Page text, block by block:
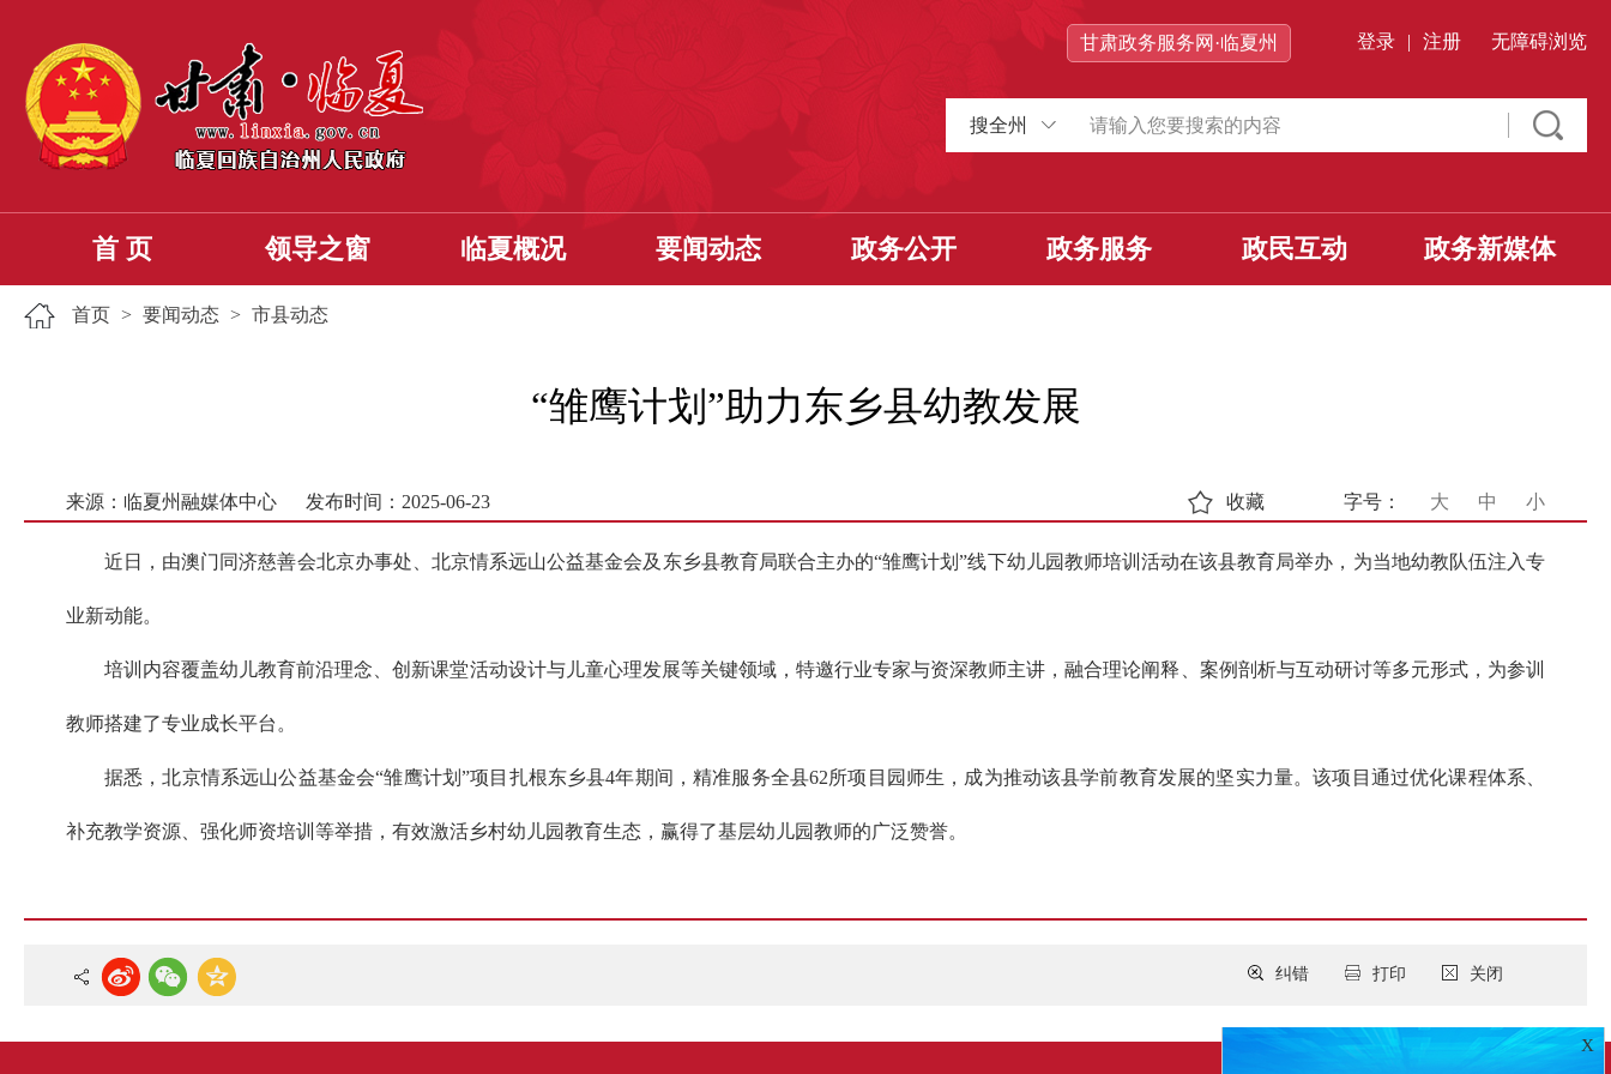
甘肃政务服务网·临夏州 登录 | 注册 无障碍浏览
搜全州
首 页 领导之窗 临夏概况 要闻动态 政务公开 政务服务 政民互动 政务新媒体
首页 > 要闻动态 > 市县动态
“雏鹰计划”助力东乡县幼教发展
来源：临夏州融媒体中心 发布时间：2025-06-23 字号： 大 中 小
收藏
近日，由澳门同济慈善会北京办事处、北京情系远山公益基金会及东乡县教育局联合主办的“雏鹰计划”线下幼儿园教师培训活动在该县教育局举办，为当地幼教队伍注入专
业新动能。
培训内容覆盖幼儿教育前沿理念、创新课堂活动设计与儿童心理发展等关键领域，特邀行业专家与资深教师主讲，融合理论阐释、案例剖析与互动研讨等多元形式，为参训
教师搭建了专业成长平台。
据悉，北京情系远山公益基金会“雏鹰计划”项目扎根东乡县4年期间，精准服务全县62所项目园师生，成为推动该县学前教育发展的坚实力量。该项目通过优化课程体系、
补充教学资源、强化师资培训等举措，有效激活乡村幼儿园教育生态，赢得了基层幼儿园教师的广泛赞誉。
关闭
打印
纠错
X